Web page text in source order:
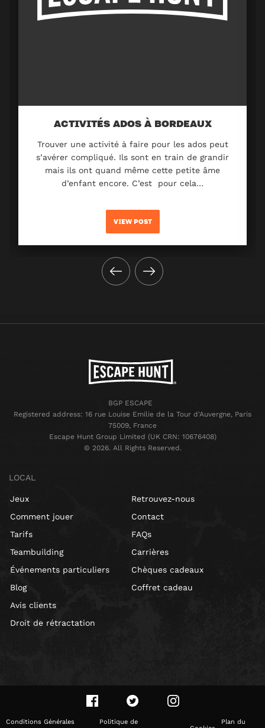
ACTIVITÉS ADOS À BORDEAUX
Trouver une activité à faire pour les ados peut
s’avérer compliqué. Ils sont en train de grandir
mais ils ont quand même cette petite âme
d’enfant encore. C’est pour cela…
VIEW POST
BGP ESCAPE
Registered address: 16 rue Louise Emilie de la Tour d'Auvergne, Paris
75009, France
Escape Hunt Group Limited (UK CRN: 10676408)
©️ 2026. All Rights Reserved.
LOCAL
Jeux
Comment jouer
Tarifs
Teambuilding
Événements particuliers
Blog
Avis clients
Droit de rétractation
Retrouvez-nous
Contact
FAQs
Carrières
Chèques cadeaux
Coffret cadeau
Conditions Générales
Politique de
Plan du